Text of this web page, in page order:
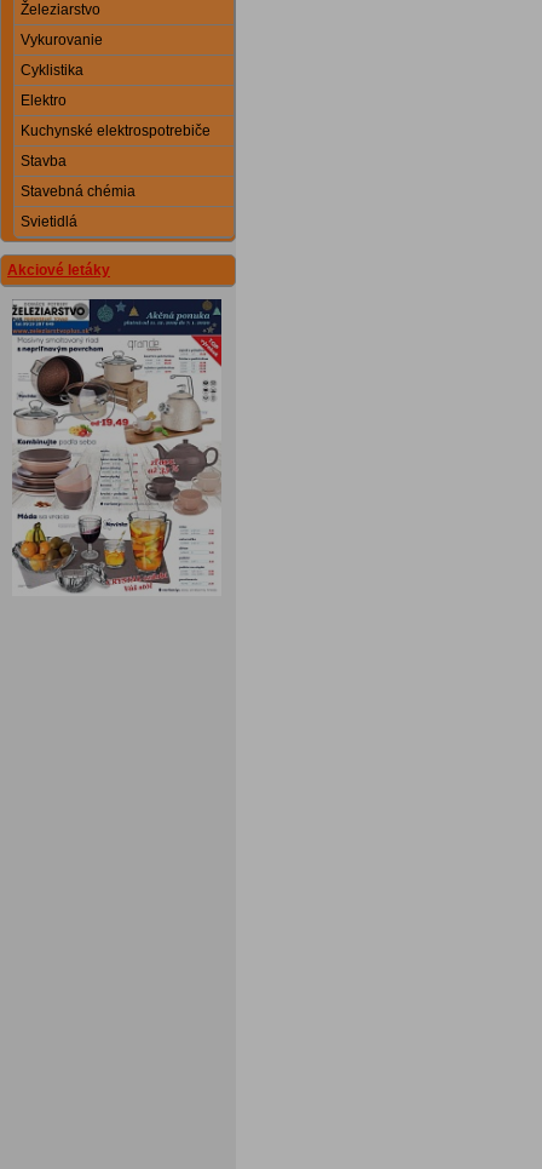
Železiarstvo
Vykurovanie
Cyklistika
Elektro
Kuchynské elektrospotrebiče
Stavba
Stavebná chémia
Svietidlá
Akciové letáky